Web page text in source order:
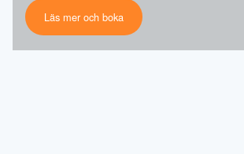
Läs mer och boka